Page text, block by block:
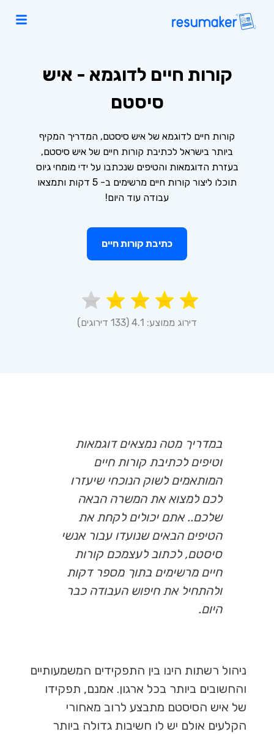
קורות חיים לדוגמא - איש
סיסטם
קורות חיים לדוגמא של איש סיסטם, המדריך המקיף
ביותר בישראל לכתיבת קורות חיים של איש סיסטם,
בעזרת הדוגמאות והטיפים שנכתבו על ידי מומחי גיוס
תוכלו ליצור קורות חיים מרשימים ב- 5 דקות ותמצאו
עבודה עוד היום!
כתיבת קורות חיים
דירוג ממוצע: 4.1 (133 דירוגים)
במדריך מטה נמצאים דוגמאות
וטיפים לכתיבת קורות חיים
המותאמים לשוק הנוכחי שיעזרו
לכם למצוא את המשרה הבאה
שלכם.. אתם יכולים לקחת את
הטיפים הבאים שנועדו עבור אנשי
סיסטם, לכתוב לעצמכם קורות
חיים מרשימים בתוך מספר דקות
ולהתחיל את חיפוש העבודה כבר
היום.
ניהול רשתות הינו בין התפקידים המשמעותיים
והחשובים ביותר בכל ארגון. אמנם, תפקידו
של איש הסיסטם מתבצע לרוב מאחורי
הקלעים אולם יש לו חשיבות גדולה ביותר